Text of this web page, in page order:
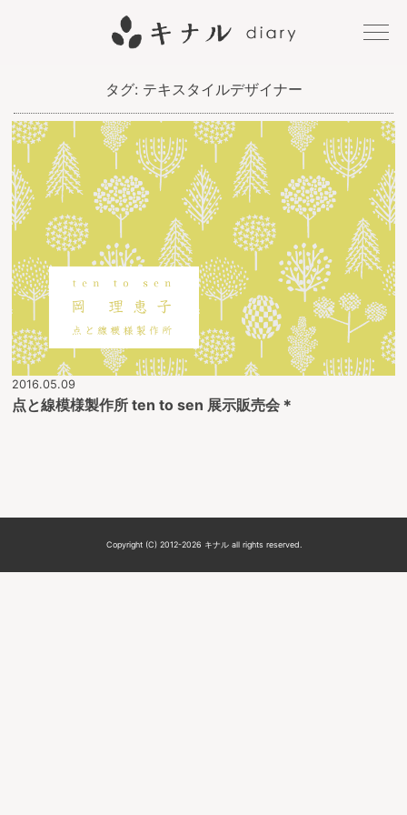
キナル
diary
タグ: テキスタイルデザイナー
2016.05.09
点と線模様製作所 ten to sen 展示販売会＊
Copyright (C) 2012-2026 キナル all rights reserved.